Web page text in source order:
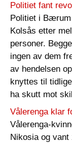
Politiet fant
Politiet i
Kolsås etter
personer.
ingen av dem
av hendelsen
knyttes til
ha skutt mot
Vålerenga klar
Vålerenga-
Nikosia og vant